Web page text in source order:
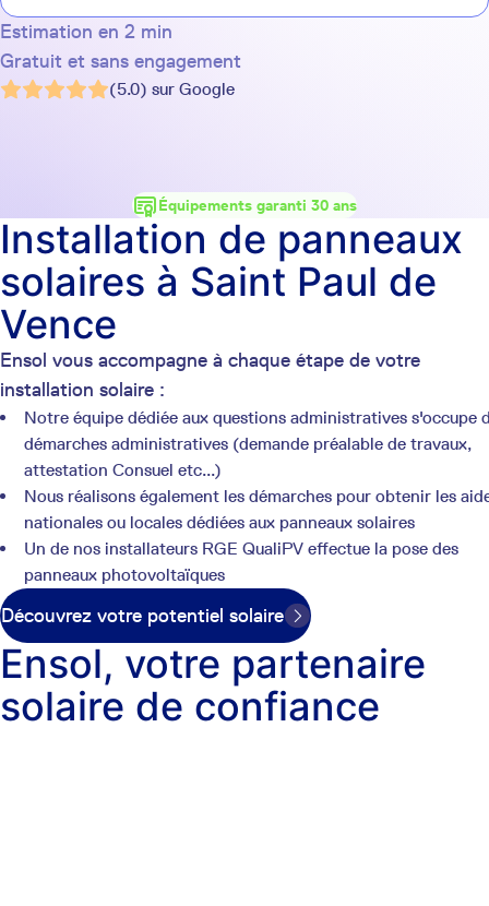
Estimation en 2 min
Gratuit et sans engagement
(5.0) sur Google
Équipements garanti 30 ans
Ensol vous accompagne à chaque étape de votre
installation solaire :
Notre équipe dédiée aux questions administratives s'occupe
démarches administratives (demande préalable de travaux,
attestation Consuel etc...)
Nous réalisons également les démarches pour obtenir les
nationales ou locales dédiées aux panneaux solaires
Un de nos installateurs RGE QualiPV effectue la pose des
panneaux photovoltaïques
Découvrez votre potentiel solaire
Installation de panneaux
solaires à Saint Paul de
Vence
Ensol, votre partenaire
solaire de confiance